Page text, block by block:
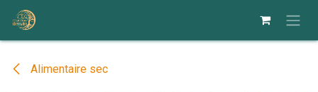
Se rendre au contenu
Alimentaire sec